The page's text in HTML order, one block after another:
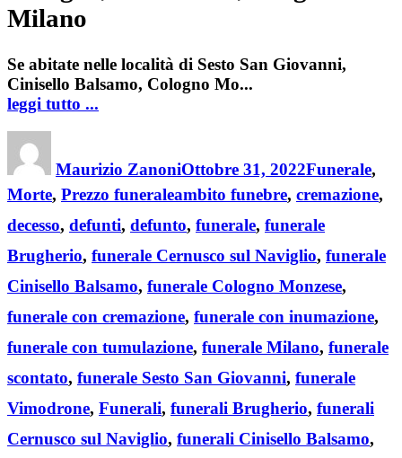
Milano
Se abitate nelle località di Sesto San Giovanni,
Cinisello Balsamo, Cologno Mo...
leggi tutto ...
Maurizio Zanoni
on
Ottobre 31, 2022Funerale,
Morte, Prezzo funeraleTags
ambito funebre, cremazione,
decesso, defunti, defunto, funerale, funerale
Brugherio, funerale Cernusco sul Naviglio, funerale
Cinisello Balsamo, funerale Cologno Monzese,
funerale con cremazione, funerale con inumazione,
funerale con tumulazione, funerale Milano, funerale
scontato, funerale Sesto San Giovanni, funerale
Vimodrone, Funerali, funerali Brugherio, funerali
Cernusco sul Naviglio, funerali Cinisello Balsamo,